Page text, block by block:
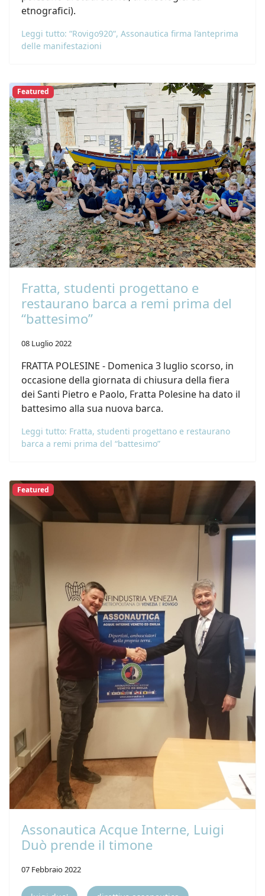
etnografici).
Leggi tutto: “Rovigo920“, Assonautica firma l’anteprima
delle manifestazioni
Featured
Fratta, studenti progettano e
restaurano barca a remi prima del
“battesimo”
08 Luglio 2022
FRATTA POLESINE - Domenica 3 luglio scorso, in
occasione della giornata di chiusura della fiera
dei Santi Pietro e Paolo, Fratta Polesine ha dato il
battesimo alla sua nuova barca.
Leggi tutto: Fratta, studenti progettano e restaurano
barca a remi prima del “battesimo”
Featured
Assonautica Acque Interne, Luigi
Duò prende il timone
07 Febbraio 2022